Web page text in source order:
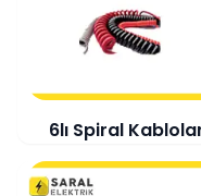
6lı Spiral